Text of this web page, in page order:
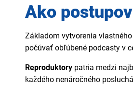
Ako
Základom vytvorenia
počúvať obľúbené podcasty v
Reproduktory patria medzi
každého nenáročného